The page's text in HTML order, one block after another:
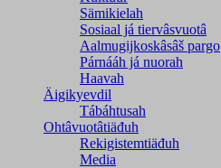
Sämikielah
Sosiaal já tiervâsvuotâ
Aalmugijkoskâsâš pargo
Párnááh já nuorah
Haavah
Äigikyevdil
Tábáhtusah
Ohtâvuotâtiäđuh
Rekigistemtiäđuh
Media